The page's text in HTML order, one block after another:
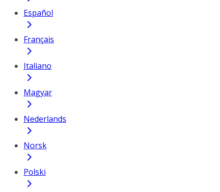
Español
Français
Italiano
Magyar
Nederlands
Norsk
Polski